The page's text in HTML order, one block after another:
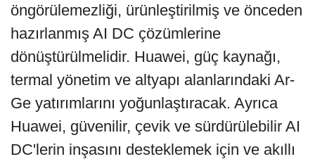
öngörülemezliği, ürünleştirilmiş ve önceden
hazırlanmış AI DC çözümlerine
dönüştürülmelidir. Huawei, güç kaynağı,
termal yönetim ve altyapı alanlarındaki Ar-
Ge yatırımlarını yoğunlaştıracak. Ayrıca
Huawei, güvenilir, çevik ve sürdürülebilir AI
DC'lerin inşasını desteklemek için ve akıllı